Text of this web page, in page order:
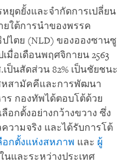
หยุดยั้งและจำกัดการเปลี่ยน
ใต้การนำของพรรค
ไตย (NLD) ของอองซานซู
มื่อเดือนพฤศจิกายน 2563
ป็นสัดส่วน 82% เป็นชัยชนะ
หสามัคคีและการพัฒนา
ร กองทัพได้ตอบโต้ด้วย
อกตั้งอย่างกว้างขวาง ซึ่ง
วามจริง และได้รับการโต้
กตั้งแห่งสหภาพ และ ผู้
นและระหว่างประเทศ